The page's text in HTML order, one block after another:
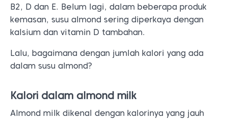
B2, D dan E. Belum lagi, dalam beberapa produk
kemasan, susu almond sering diperkaya dengan
kalsium dan vitamin D tambahan.
Lalu, bagaimana dengan jumlah kalori yang ada
dalam susu almond?
Kalori dalam almond milk
Almond milk dikenal dengan kalorinya yang jauh